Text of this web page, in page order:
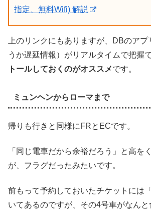
指定、無料Wifi) 解説
上のリンクにもありますが、DBのア
うか遅延情報）がリアルタイムで把握
トールしておくのがオススメです。
ミュンヘンからローマまで
帰りも行きと同様にFRとECです。
「同じ電車だから余裕だろう」と高を
が、フラグだったみたいです。
前もって予約しておいたチケットには
いてあるのですが、その4号車がなんと